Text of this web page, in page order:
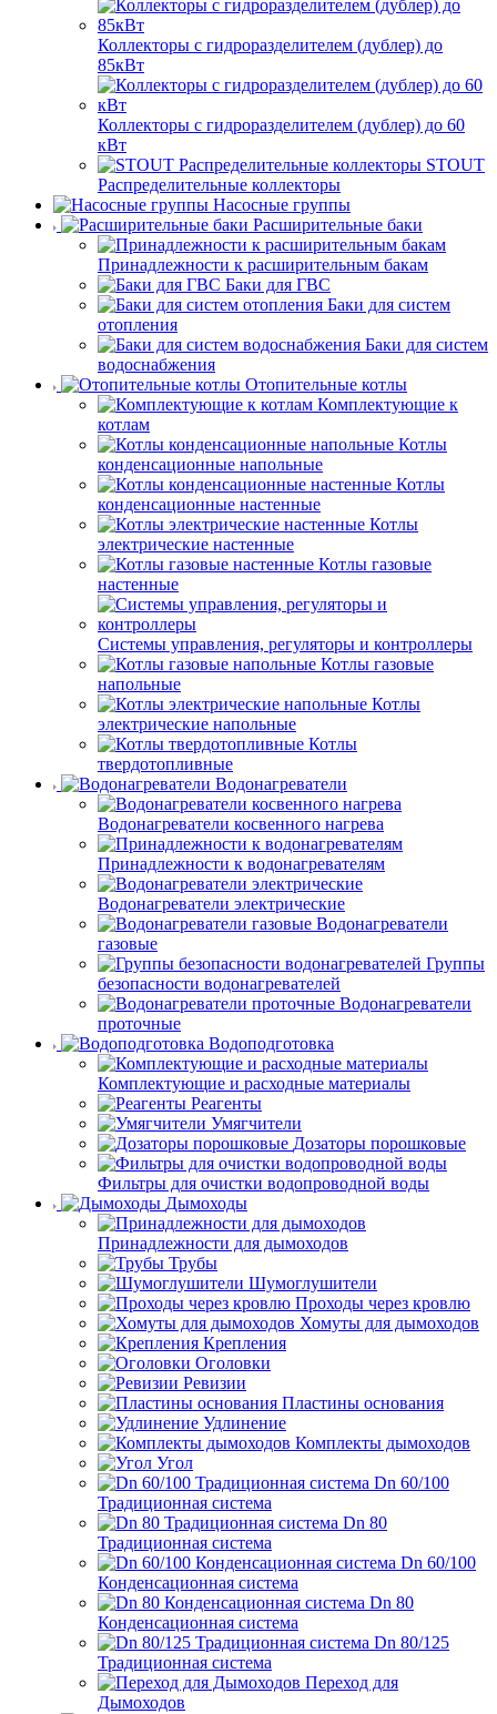
Коллекторы с гидроразделителем (дублер) до
85кВт
Коллекторы с гидроразделителем (дублер) до 60
кВт
STOUT
Распределительные коллекторы
Насосные группы
Расширительные баки
Принадлежности к расширительным бакам
Баки для ГВС
Баки для систем
отопления
Баки для систем
водоснабжения
Отопительные котлы
Комплектующие к
котлам
Котлы
конденсационные напольные
Котлы
конденсационные настенные
Котлы
электрические настенные
Котлы газовые
настенные
Системы управления, регуляторы и контроллеры
Котлы газовые
напольные
Котлы
электрические напольные
Котлы
твердотопливные
Водонагреватели
Водонагреватели косвенного нагрева
Принадлежности к водонагревателям
Водонагреватели электрические
Водонагреватели
газовые
Группы
безопасности водонагревателей
Водонагреватели
проточные
Водоподготовка
Комплектующие и расходные материалы
Реагенты
Умягчители
Дозаторы порошковые
Фильтры для очистки водопроводной воды
Дымоходы
Принадлежности для дымоходов
Трубы
Шумоглушители
Проходы через кровлю
Хомуты для дымоходов
Крепления
Оголовки
Ревизии
Пластины основания
Удлинение
Комплекты дымоходов
Угол
Dn 60/100
Традиционная система
Dn 80
Традиционная система
Dn 60/100
Конденсационная система
Dn 80
Конденсационная система
Dn 80/125
Традиционная система
Переход для
Дымоходов